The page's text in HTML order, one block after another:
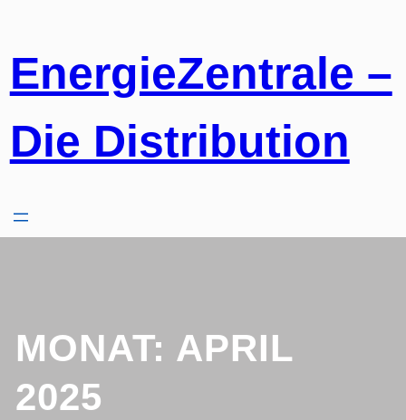
EnergieZentrale –
Die Distribution
MONAT: APRIL
2025